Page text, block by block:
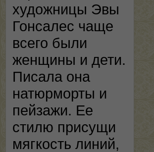
художницы Эвы
Гонсалес чаще
всего были
женщины и дети.
Писала она
натюрморты и
пейзажи. Ее
стилю присущи
мягкость линий,